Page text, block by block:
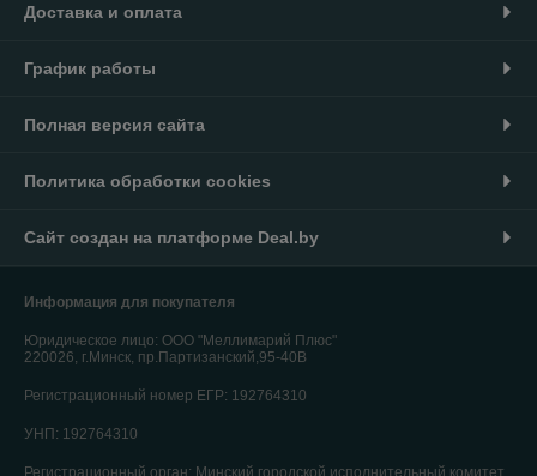
Доставка и оплата
График работы
Полная версия сайта
Политика обработки cookies
Сайт создан на платформе Deal.by
Информация для покупателя
Юридическое лицо: ООО "Меллимарий Плюс"
220026, г.Минск, пр.Партизанский,95-40В
Регистрационный номер ЕГР: 192764310
УНП: 192764310
Регистрационный орган: Минский городской исполнительный комитет